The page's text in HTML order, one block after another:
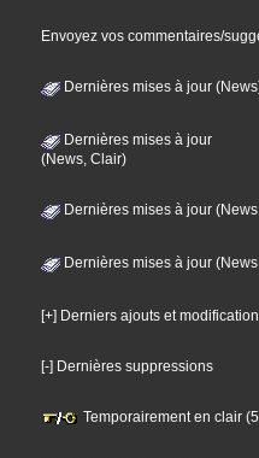
Envoyez vos commentaires/
Dernières mises à jour
Dernières mises à jour
(News, Clair)
Dernières mises à jour
Dernières mises à jour
[+] Derniers ajouts et
[-] Dernières suppressions
Temporairement en clair